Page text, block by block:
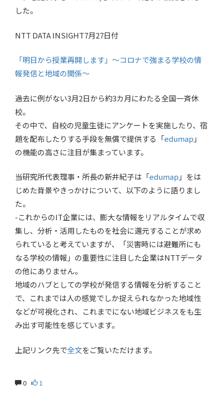
した。
NTT DATA INSIGHT7月27日付
「明日から授業再開します」～コロナで強まる学校の情
報発信と地域の関係～
過去に例がない3月2日から約3カ月にわたる全国一斉休
校。
その中で、自校の児童生徒にアンケートを実施したり、宿
題を配布したりする手段を無償で提供する「edumap 」
の機能の高さに注目が集まっています。
当研究所代表理事・所長の新井紀子は「edumap 」をは
じめた背景やきっかけについて、以下のように語りまし
た。
-これからのIT企業には、膨大な情報をリアルタイムで収
集し、分析・活用したものを社会に還元することが求め
られていると考えていますが、「災害時には避難所にも
なる学校の情報」の重要性に注目した企業はNTTデータ
の他にありません。
地域のハブとしての学校が発信する情報を分析すること
で、これまでは人の感覚でしか捉えられなかった地域性
などが可視化され、これまでにない地域ビジネスをも生
み出す可能性を感じています。
上記リンク先で全文をご覧いただけます。
0 1